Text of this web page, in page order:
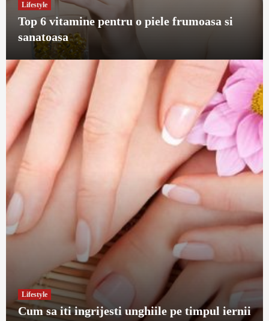
Lifestyle
Top 6 vitamine pentru o piele frumoasa si
sanatoasa
Lifestyle
Cum sa iti ingrijesti unghiile pe timpul iernii